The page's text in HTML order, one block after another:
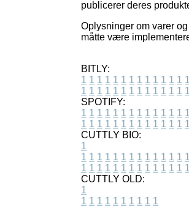
publicerer deres
Oplysninger om varer
måtte være
BITLY:
1 1 1 1 1 1 1 1 1 1 1 1 1
1 1 1 1 1 1 1 1 1 1 1 1 1
SPOTIFY:
1 1 1 1 1 1 1 1 1 1 1 1 1
1 1 1 1 1 1 1 1 1 1 1 1 1
CUTTLY BIO:
1
1 1 1 1 1 1 1 1 1 1 1 1 1
1 1 1 1 1 1 1 1 1 1 1 1 1
CUTTLY OLD:
1
1 1 1 1 1 1 1 1 1 1